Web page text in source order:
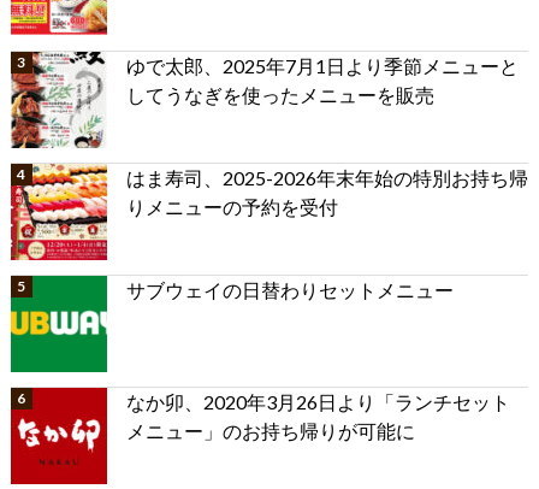
ゆで太郎、2025年7月1日より季節メニューと
してうなぎを使ったメニューを販売
はま寿司、2025-2026年末年始の特別お持ち帰
りメニューの予約を受付
サブウェイの日替わりセットメニュー
なか卯、2020年3月26日より「ランチセット
メニュー」のお持ち帰りが可能に